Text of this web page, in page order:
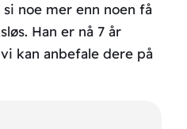
noe mer enn noen få
Han er nå 7 år
kan anbefale dere på